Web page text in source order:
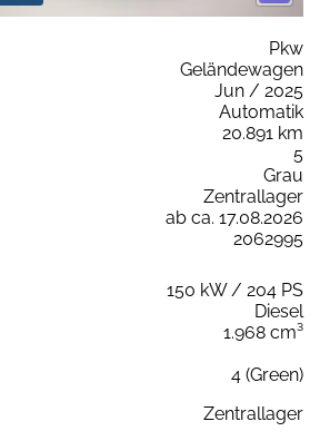
Pkw
Geländewagen
Jun / 2025
Automatik
20.891 km
5
Grau
Zentrallager
ab ca. 17.08.2026
2062995
150 kW / 204 PS
Diesel
1.968 cm³
4 (Green)
Zentrallager